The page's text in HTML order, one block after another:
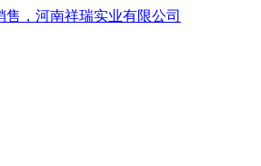
，河南祥瑞实业有限公司